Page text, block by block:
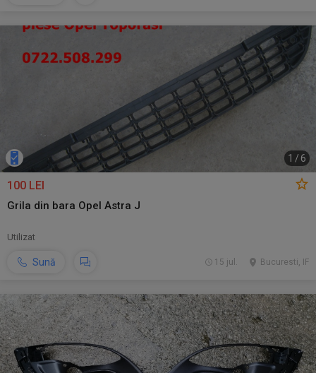
1 / 6
100 LEI
Grila din bara Opel Astra J
Utilizat
Sună Bucuresti, IF
15 jul.